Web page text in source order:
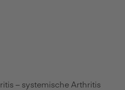
– systemische Arthritis